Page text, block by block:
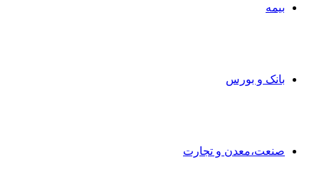
بیمه
بانک و بورس
صنعت،معدن و تجارت